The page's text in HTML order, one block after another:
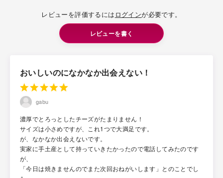
レビューを評価するには ログインが必要です。
レビューを書く
おいしいのになかなか出会えない！
gabu
濃厚でとろっとしたチーズがたまりません！
サイズは小さめですが、これ1つで大満足です。
が、なかなか出会えないです。
実家に手土産として持っていきたかったので電話してみたのです
が、
「今日は焼きませんのでまた次回おねがいします」とのことでし